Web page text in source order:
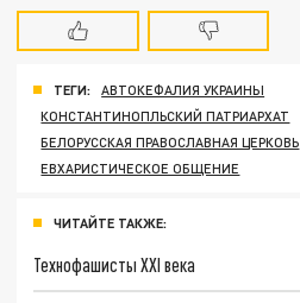
ТЕГИ:
АВТОКЕФАЛИЯ УКРАИНЫ
КОНСТАНТИНОПЛЬСКИЙ ПАТРИАРХАТ
БЕЛОРУССКАЯ ПРАВОСЛАВНАЯ ЦЕРКОВЬ
ЕВХАРИСТИЧЕСКОЕ ОБЩЕНИЕ
ЧИТАЙТЕ ТАКЖЕ:
Технофашисты XXI века